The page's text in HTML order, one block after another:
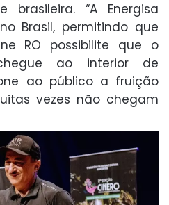
brasileira. “A Energisa
Brasil, permitindo que
RO possibilite que o
ao interior de
ao público a fruição
vezes não chegam